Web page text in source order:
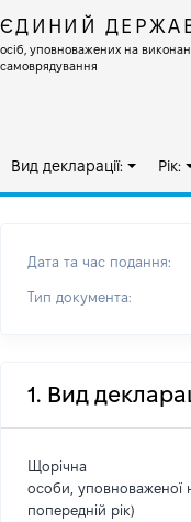
ЄДИНИЙ
осіб, уповноважених на
самоврядування
Вид декларації: Рік:
Дата та час подання:
Тип документа:
1. Вид
Щорічна
особи, уповноваженої
попередній рік)